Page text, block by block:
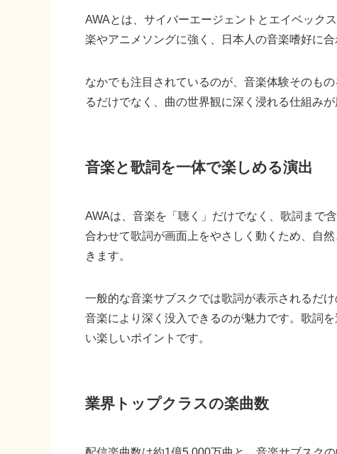
AWAとは、サイバーエージェントとエイベック
楽やアニメソングに強く、日本人の音楽嗜好に合
なかでも注目されているのが、音楽体験そのも
るだけでなく、曲の世界観に深く浸れる仕組みが
音楽と歌詞を一体で楽しめる演出
AWAは、音楽を「聴く」だけでなく、歌詞まで
合わせて歌詞が画面上をやさしく動くため、自
きます。
一般的な音楽サブスクでは歌詞が表示されるだ
音楽により深く没入できるのが魅力です。歌詞
い楽しいポイントです。
業界トップクラスの楽曲数